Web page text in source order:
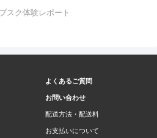
スク体験レポート
よくあるご質問
お問い合わせ
配送方法・配送料
お支払いについて